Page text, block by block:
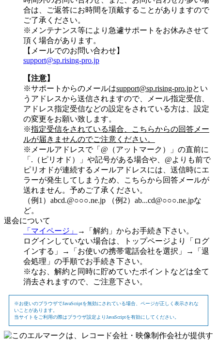
合は、ご返答にお時間を頂戴することがありますので
ご了承ください。
※メンテナンス等により急遽サポートをお休みさせて
頂く場合があります。
【メールでのお問い合わせ】
support@sp.rising-pro.jp
【注意】
※サポートからのメールはsupport@sp.rising-pro.jpとい
うアドレスから送信されますので、メール指定受信、
アドレス指定受信などの設定をされている方は、設定
の変更をお願い致します。
※指定受信をされている場合、こちらからの回答メー
ルが届きませんのでご注意ください。
※メールアドレスで「@（アットマーク）」の直前に
「.（ピリオド）」や記号がある場合や、@よりも前で
ピリオドが連続するメールアドレスには、送信時にエ
ラーが発生してしまうため、こちらから回答メールが
送れません。予めご了承ください。
（例1）abcd.@○○○.ne.jp （例2）ab...cd@○○○.ne.jpな
ど。
退会について
「マイページ」
→「解約」からお手続き下さい。
ログインしていない場合は、トップページより「ログ
インする」→「お使いの携帯電話会社を選択」→「退
会処理」の手順でお手続き下さい。
※なお、解約と同時に貯めていたポイントなどは全て
消去されますので、ご注意下さい。
※お使いのブラウザでJavaScriptを無効にされている場合、ページが正しく表示されな
いことがあります。
当サイトをご利用の際はブラウザ設定よりJavaScriptを有効にしてください。